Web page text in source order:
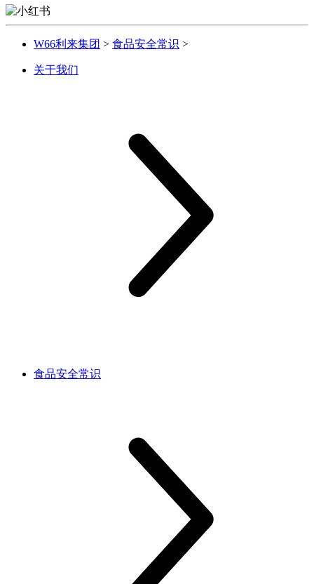
W66利来集团 > 食品安全常识 >
关于我们
食品安全常识